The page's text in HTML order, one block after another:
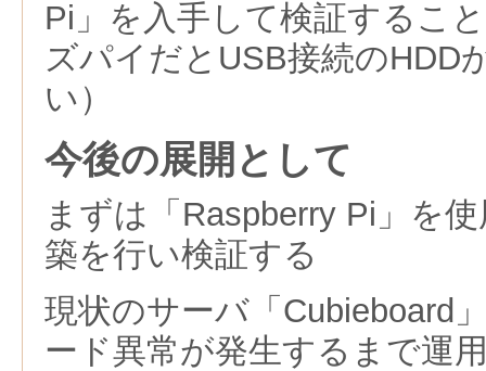
Pi」を入手して検証するこ
ズパイだとUSB接続のHDD
い）
今後の展開として
まずは「Raspberry Pi」を
築を行い検証する
現状のサーバ「Cubieboard
ード異常が発生するまで運